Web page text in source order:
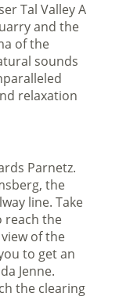
Tal Valley A
and the
of the
sounds
relaxation
Parnetz.
the
line. Take
reach the
of the
to get an
Jenne.
the clearing